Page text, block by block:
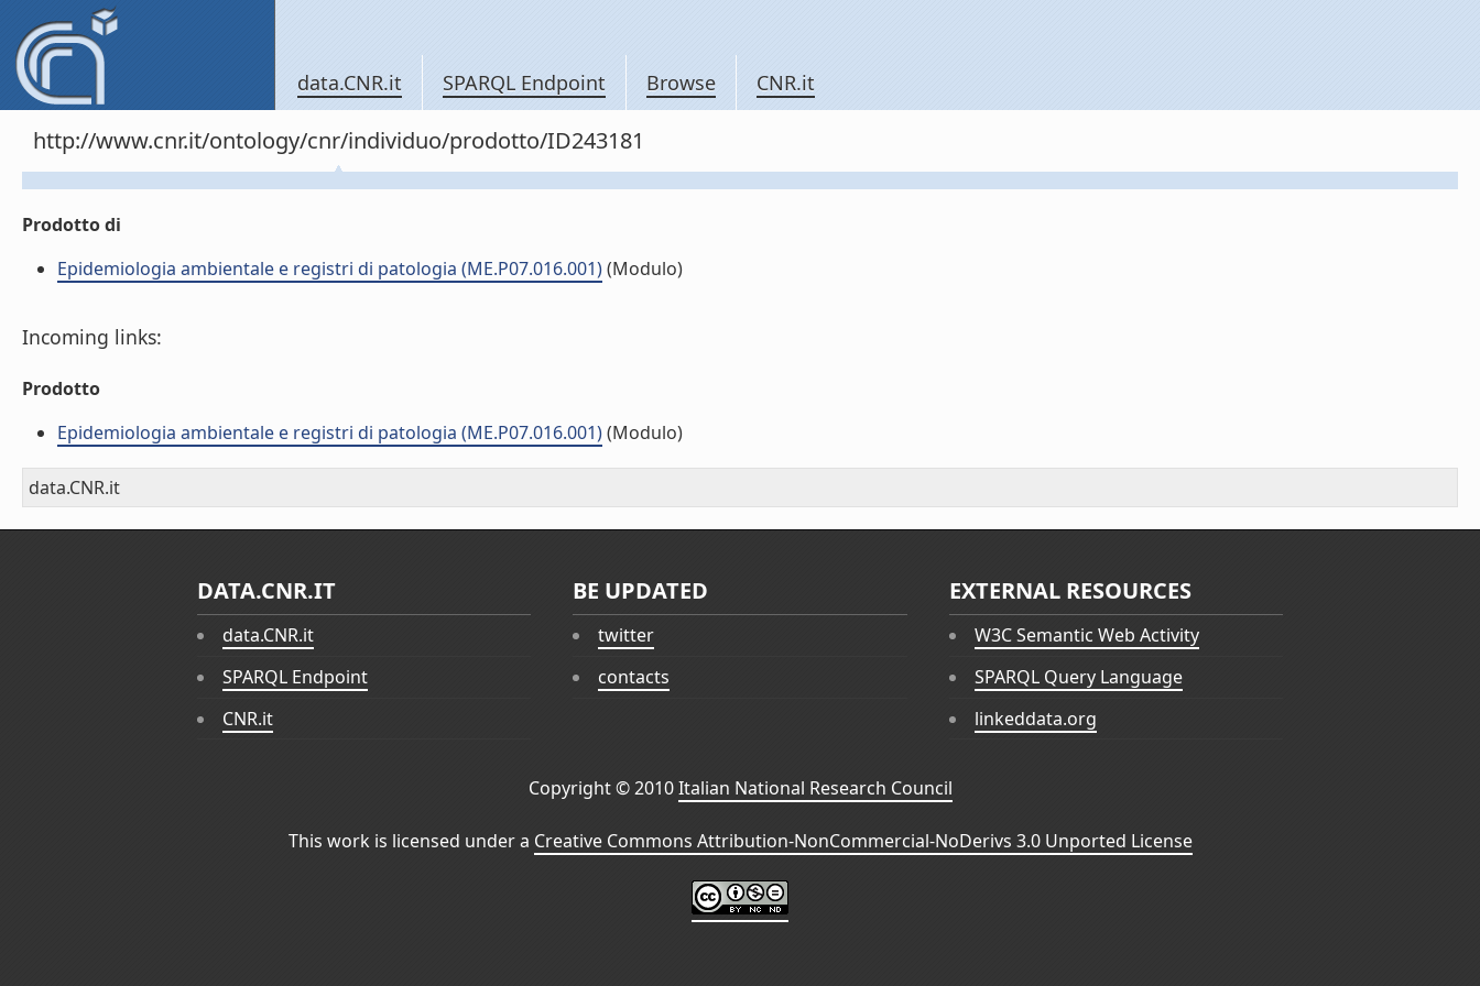
data.CNR.it SPARQL Endpoint Browse CNR.it
http://www.cnr.it/ontology/cnr/individuo/prodotto/ID243181
Prodotto di
Epidemiologia ambientale e registri di patologia (ME.P07.016.001)(Modulo)
Incoming links:
Prodotto
Epidemiologia ambientale e registri di patologia (ME.P07.016.001)(Modulo)
data.CNR.it
DATA.CNR.IT
data.CNR.it
SPARQL Endpoint
CNR.it
BE UPDATED
twitter
contacts
EXTERNAL RESOURCES
W3C Semantic Web Activity
SPARQL Query Language
linkeddata.org
Copyright © 2010Italian National Research Council
This work is licensed under a Creative Commons Attribution-NonCommercial-NoDerivs 3.0 Unported License